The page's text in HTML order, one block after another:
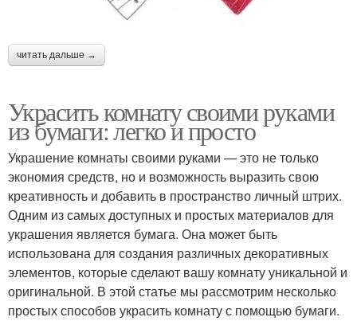
читать дальше →
Украсить комнату своими руками
из бумаги: легко и просто
Украшение комнаты своими руками — это не только
экономия средств, но и возможность выразить свою
креативность и добавить в пространство личный штрих.
Одним из самых доступных и простых материалов для
украшения является бумага. Она может быть
использована для создания различных декоративных
элементов, которые сделают вашу комнату уникальной и
оригинальной. В этой статье мы рассмотрим несколько
простых способов украсить комнату с помощью бумаги.